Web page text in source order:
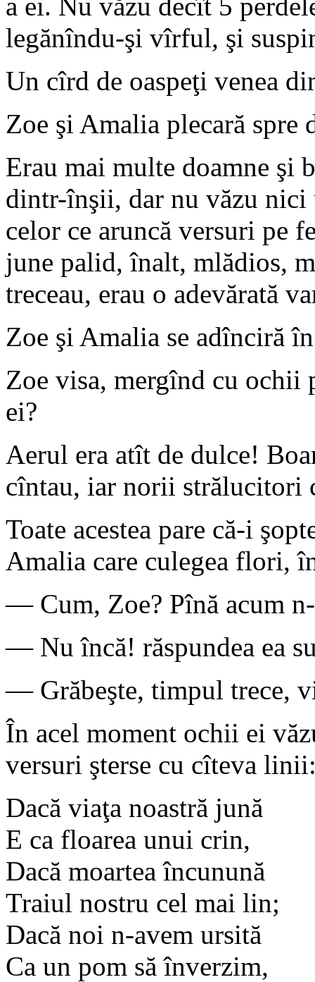
legănîndu-şi vîrful, şi
Un cîrd de oaspeţi venea
Zoe şi Amalia plecară spre
Erau mai multe doamne şi
dintr-înşii, dar nu văzu nici
celor ce aruncă versuri pe
june palid, înalt, mlădios,
treceau, erau o adevărată
Zoe şi Amalia se adînciră
Zoe visa, mergînd cu ochii
ei?
Aerul era atît de dulce!
cîntau, iar norii strălucitori
Toate acestea pare că-i
Amalia care culegea flori,
— Cum, Zoe? Pînă acum
— Nu încă! răspundea ea
— Grăbeşte, timpul trece,
În acel moment ochii ei
versuri şterse cu cîteva
Dacă viaţa noastră jună
E ca floarea unui crin,
Dacă moartea încunună
Traiul nostru cel mai lin;
Dacă noi n-avem ursită
Ca un pom să înverzim,